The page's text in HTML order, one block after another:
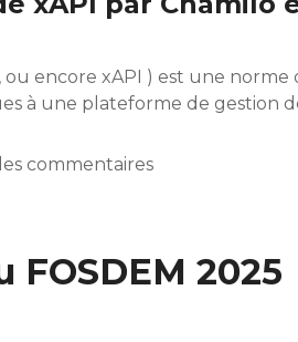
est une excellente nouvelle
commentaires
ou encore xAPI ) est une norme
à une plateforme de gestion
FOSDEM 2025